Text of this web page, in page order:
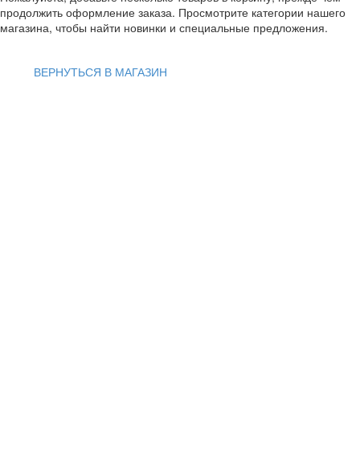
продолжить оформление заказа. Просмотрите категории нашего
магазина, чтобы найти новинки и специальные предложения.
ВЕРНУТЬСЯ В МАГАЗИН